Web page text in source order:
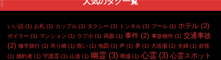
いい話 (1) お札 (1) カップル (1) タクシー (1) トンネル (1) プール (1) ホテル (2)
ボイラー (1) マンション (1) ラブホ (1) 両親 (1) 事件 (2) 事故物件 (1) 交通事故
(2) 修学旅行 (1) 吊り橋 (1) 呪い (1) 地図 (1) 声 (1) 夢 (1) 大浴場 (1) 夫婦 (1) 妖怪
(1) 婚約者 (1) 守護霊 (1) 山道 (1) 幽霊 (3) 廃墟 (1) 心霊 (3) 心霊スポット